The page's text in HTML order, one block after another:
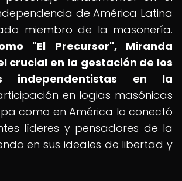
de América Latina
miembro de la masonería.
"El Precursor", Miranda
crucial en la gestación de los
independentistas en la
en logias masónicas
como en América lo conectó
líderes y pensadores de la
en sus ideales de libertad y